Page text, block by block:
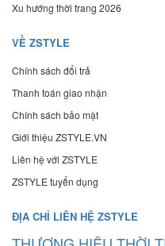
Xu hướng thời trang 2026
VỀ ZSTYLE
Chính sách đổi trả
Thanh toán giao nhận
Chính sách bảo mật
Giới thiệu ZSTYLE.VN
Liên hệ với ZSTYLE
ZSTYLE tuyển dụng
ĐỊA CHỈ LIÊN HỆ ZSTYLE